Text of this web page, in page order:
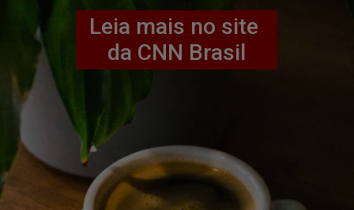
Leia mais no site
da CNN Brasil